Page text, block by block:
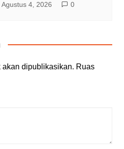
Agustus 4, 2026 0
dipublikasikan. Ruas